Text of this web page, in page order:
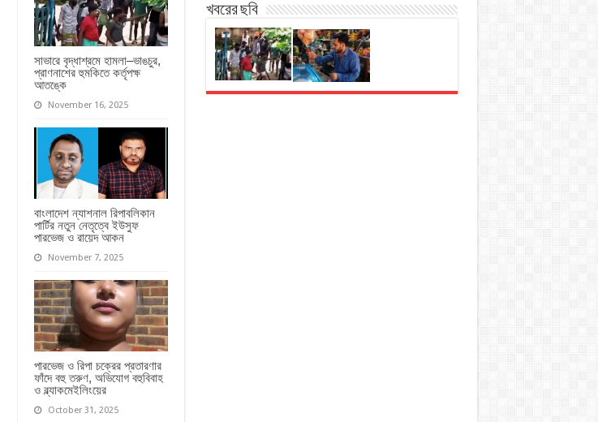
সাভারে বৃদ্ধাশ্রমে হামলা–ভাঙচুর,
প্রাণনাশের হুমকিতে কর্তৃপক্ষ
আতঙ্কে
November 16, 2025
বাংলাদেশ ন্যাশনাল রিপাবলিকান
পার্টির নতুন নেতৃত্বে ইউসুফ
পারভেজ ও রায়েদ আকন
November 7, 2025
পারভেজ ও রিপা চক্রের প্রতারণার
ফাঁদে বহু তরুণ, অভিযোগ বহুবিবাহ
ও ব্ল্যাকমেইলিংয়ের
October 31, 2025
খবরের ছবি